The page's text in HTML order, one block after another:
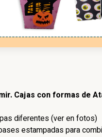
Cajas con formas de
diferentes (ver en fotos)
estampadas para